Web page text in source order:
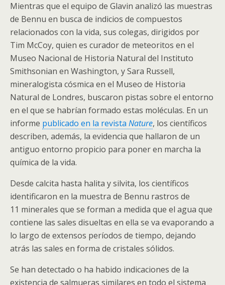
Mientras que el equipo de Glavin analizó las muestras
de Bennu en busca de indicios de compuestos
relacionados con la vida, sus colegas, dirigidos por
Tim McCoy, quien es curador de meteoritos en el
Museo Nacional de Historia Natural del Instituto
Smithsonian en Washington, y Sara Russell,
mineralogista cósmica en el Museo de Historia
Natural de Londres, buscaron pistas sobre el entorno
en el que se habrían formado estas moléculas. En un
informe publicado en la revista Nature, los científicos
describen, además, la evidencia que hallaron de un
antiguo entorno propicio para poner en marcha la
química de la vida.
Desde calcita hasta halita y silvita, los científicos
identificaron en la muestra de Bennu rastros de
11 minerales que se forman a medida que el agua que
contiene las sales disueltas en ella se va evaporando a
lo largo de extensos períodos de tiempo, dejando
atrás las sales en forma de cristales sólidos.
Se han detectado o ha habido indicaciones de la
existencia de salmueras similares en todo el sistema